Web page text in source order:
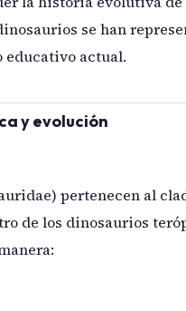
se han
actual.
y evolución
pertenecen al
de los dinosaurios